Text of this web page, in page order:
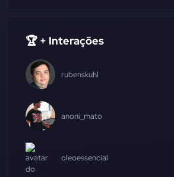
🏆 + Interações
rubenskuhl
anoni_mato
oleoessencial